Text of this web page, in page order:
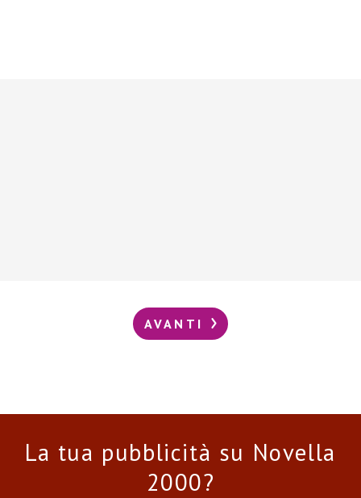
AVANTI
La tua pubblicità su Novella
2000?